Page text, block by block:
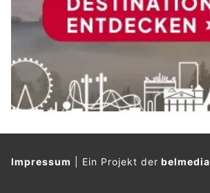
Impressum Ein Projekt derbelmedia